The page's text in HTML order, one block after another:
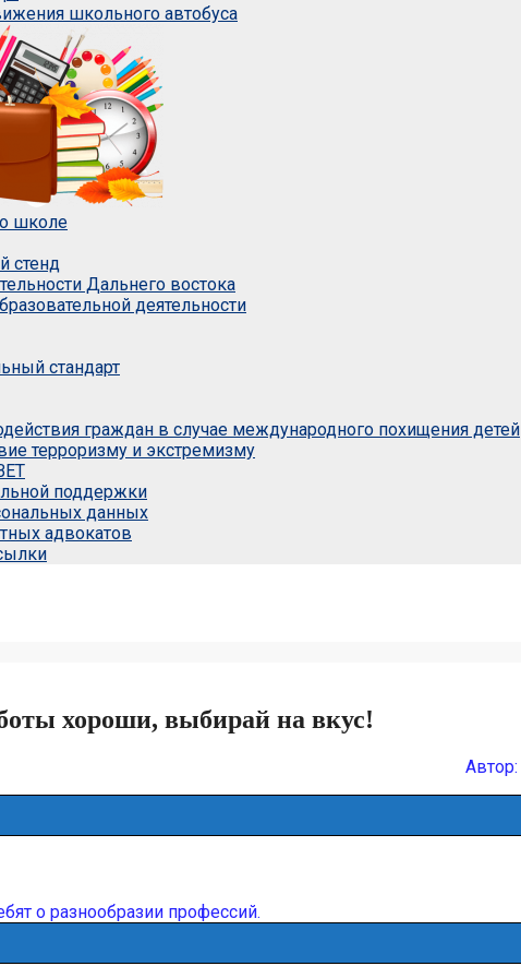
школьного автобуса
школе
стенд
Дальнего востока
деятельности
стандарт
граждан в случае международного похищения детей
терроризму и экстремизму
поддержки
данных
адвокатов
хороши, выбирай на вкус!
Автор:
о разнообразии профессий.